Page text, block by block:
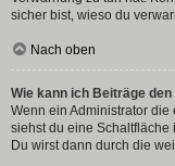
sicher bist, wieso du
Nach oben
Wie kann ich Beiträge
Wenn ein Administrator
siehst du eine Schaltfläche
Du wirst dann durch die